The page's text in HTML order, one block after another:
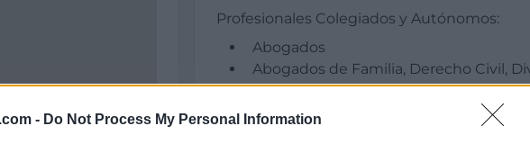
- Do Not Process My Personal Information
Profesionales Colegiados y Autónomos:
Abogados
Abogados de Familia, Derecho Civil,
Abogados Laboralistas